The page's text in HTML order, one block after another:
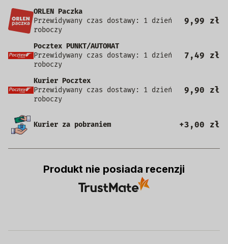
ORLEN Paczka
Przewidywany czas dostawy: 1 dzień
roboczy
9,99 zł
Pocztex PUNKT/AUTOMAT
Przewidywany czas dostawy: 1 dzień
roboczy
7,49 zł
Kurier Pocztex
Przewidywany czas dostawy: 1 dzień
roboczy
9,90 zł
Kurier za pobraniem +3,00 zł
Produkt nie posiada recenzji